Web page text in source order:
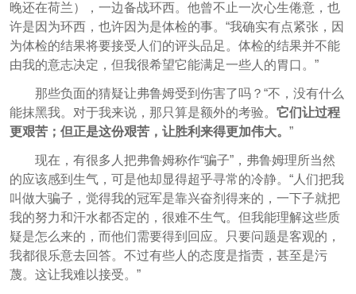
晚还在荷兰），一边备战环西。他曾不止一次心生倦意，也
许是因为环西，也许因为是体检的事。“我确实有点紧张，因
为体检的结果将要接受人们的评头品足。体检的结果并不能
由我的意志决定，但我很希望它能满足一些人的胃口。”
那些负面的猜疑让弗鲁姆受到伤害了吗？“不，没有什么
能抹黑我。对于我来说，那只算是额外的考验。 它们让过程
更艰苦；但正是这份艰苦，让胜利来得更加伟大。 ”
现在，有很多人把弗鲁姆称作“骗子”，弗鲁姆理所当然
的应该感到生气，可是他却显得超乎寻常的冷静。“人们把我
叫做大骗子，觉得我的冠军是靠兴奋剂得来的，一下子就把
我的努力和汗水都否定的，很难不生气。但我能理解这些质
疑是怎么来的，而他们需要得到回应。只要问题是客观的，
我都很乐意去回答。不过有些人的态度是指责，甚至是污
蔑。这让我难以接受。”